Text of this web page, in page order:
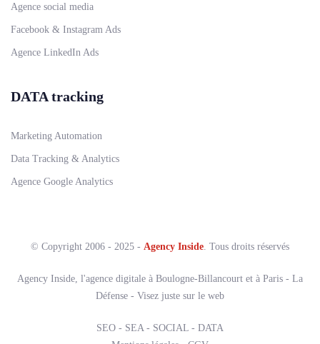
Agence social media
Facebook & Instagram Ads
Agence LinkedIn Ads
DATA tracking
Marketing Automation
Data Tracking & Analytics
Agence Google Analytics
© Copyright 2006 - 2025 - Agency Inside . Tous droits réservés
Agency Inside, l'agence digitale à Boulogne-Billancourt et à Paris - La
Défense - Visez juste sur le web
SEO - SEA - SOCIAL - DATA